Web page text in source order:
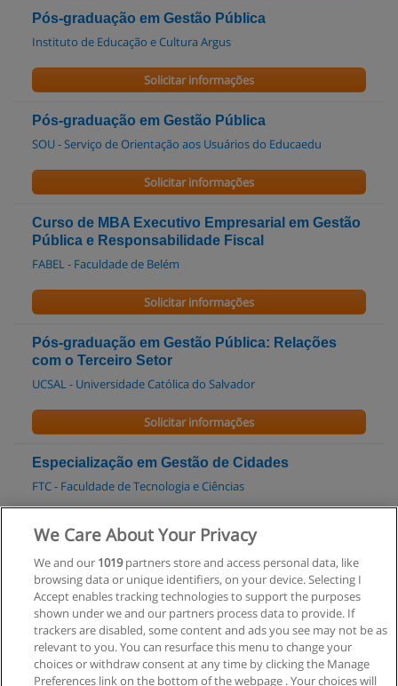
Pós-graduação em Gestão Pública
Instituto de Educação e Cultura Argus
Solicitar informações
Pós-graduação em Gestão Pública
SOU - Serviço de Orientação aos Usuários do Educaedu
Solicitar informações
Curso de MBA Executivo Empresarial em Gestão
Pública e Responsabilidade Fiscal
FABEL - Faculdade de Belém
Solicitar informações
Pós-graduação em Gestão Pública: Relações
com o Terceiro Setor
UCSAL - Universidade Católica do Salvador
Solicitar informações
Especialização em Gestão de Cidades
FTC - Faculdade de Tecnologia e Ciências
Solicitar informações
Pós-graduação em Gestão Pública
Faculdade da Cidade do Salvador
Solicitar informações
We Care About Your Privacy
We and our 1019partners store and access personal data, like
browsing data or unique identifiers, on your device. Selecting I
Accept enables tracking technologies to support the purposes
shown under we and our partners process data to provide. If
trackers are disabled, some content and ads you see may not be as
relevant to you. You can resurface this menu to change your
choices or withdraw consent at any time by clicking the Manage
Preferences link on the bottom of the webpage . Your choices will